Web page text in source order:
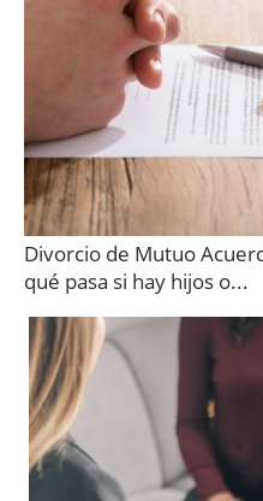
Divorcio de Mutuo
qué pasa si hay hijos o...